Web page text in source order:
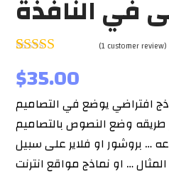
في النافذة
of 5 based on
rating
(1customer review)
$35.00
افتراضي يوضع في التصاميم
وضع النصوص بالتصاميم
… بروشور او فلاير على سبيل